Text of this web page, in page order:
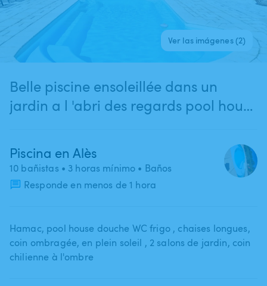
Ver las imágenes (2)
Belle piscine ensoleillée dans un
jardin a l 'abri des regards pool house
Piscina en Alès
10 bañistas • 3 horas mínimo • Baños
Responde en menos de 1 hora
Hamac​,​ pool house douche WC frigo ​,​ chaises longues​,​
coin ombragée​,​ en plein soleil ​,​ 2 salons de jardin​,​ coin
chilienne à l'ombre